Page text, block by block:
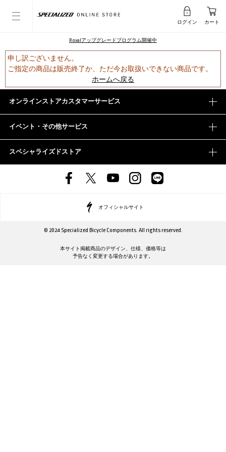
ログイン カート
Rovalアップグレードプログラム開催中
申し訳ございません。
ご指定の商品は販売終了か、ただ今お取扱いできない商品です。
ホームへ戻る
オンラインストアカスタマーサービス
イベント・その他サービス
スペシャライズドストア
オフィシャルサイト
© 2024 Specialized Bicycle Components. All rights reserved.
本サイト掲載商品のデザイン、仕様、価格等は
予告なく変更する場合があります。